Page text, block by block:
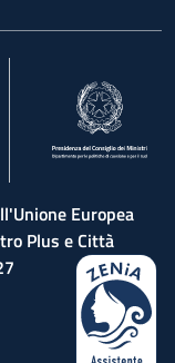
Europea
Plus e Città